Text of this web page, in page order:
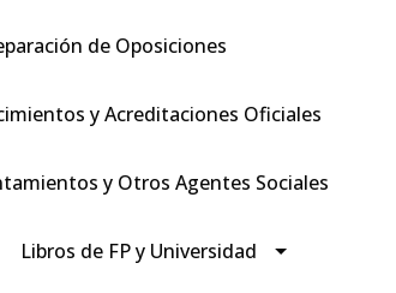
de Oposiciones
y Acreditaciones Oficiales
y Otros Agentes Sociales
Libros de FP y Universidad